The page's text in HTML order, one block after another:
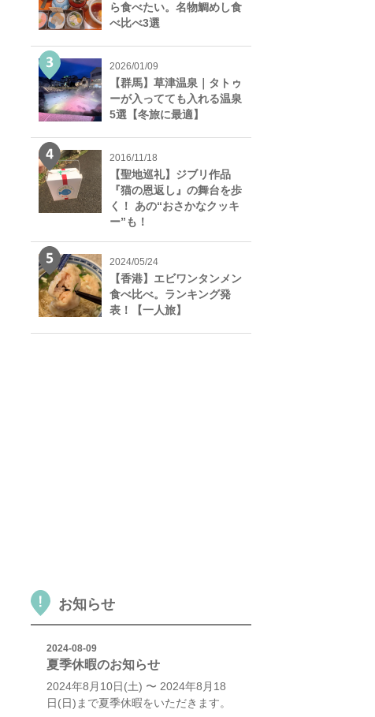
ら食べたい。名物鯛めし食
べ比べ3選
2026/01/09
【群馬】草津温泉｜タトゥ
ーが入ってても入れる温泉
5選【冬旅に最適】
2016/11/18
【聖地巡礼】ジブリ作品
『猫の恩返し』の舞台を歩
く！ あの“おさかなクッキ
ー”も！
2024/05/24
【香港】エビワンタンメン
食べ比べ。ランキング発
表！【一人旅】
お知らせ
2024-08-09
夏季休暇のお知らせ
2024年8月10日(土) 〜 2024年8月18
日(日)まで夏季休暇をいただきます。